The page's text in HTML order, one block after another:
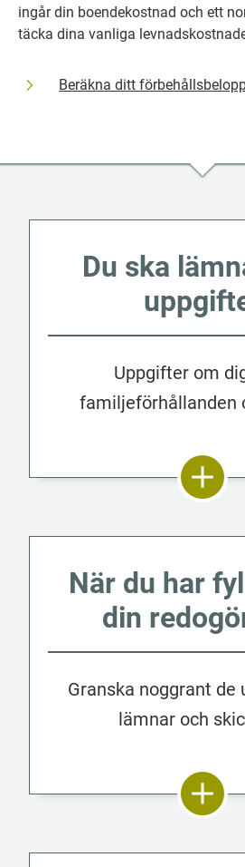
ingår din boendekostnad och ett
täcka dina vanliga
Beräkna ditt
Du ska
Uppgifter om
familjeförhållanden
När du har
din
Granska noggrant de
lämnar och